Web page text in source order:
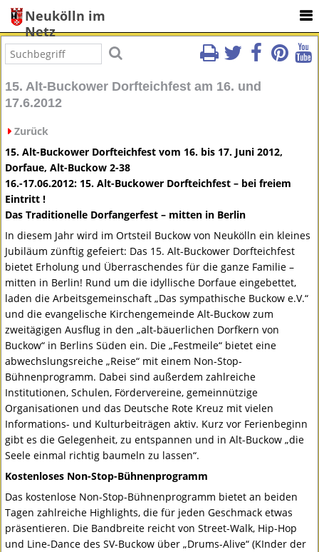
Neukölln im
Netz
15. Alt-Buckower Dorfteichfest am 16. und
17.6.2012
Zurück
15. Alt-Buckower Dorfteichfest vom 16. bis 17. Juni 2012,
Dorfaue, Alt-Buckow 2-38
16.-17.06.2012: 15. Alt-Buckower Dorfteichfest – bei freiem
Eintritt !
Das Traditionelle Dorfangerfest – mitten in Berlin
In diesem Jahr wird im Ortsteil Buckow von Neukölln ein kleines
Jubiläum zünftig gefeiert: Das 15. Alt-Buckower Dorfteichfest
bietet Erholung und Überraschendes für die ganze Familie –
mitten in Berlin! Rund um die idyllische Dorfaue eingebettet,
laden die Arbeitsgemeinschaft „Das sympathische Buckow e.V.“
und die evangelische Kirchengemeinde Alt-Buckow zum
zweitägigen Ausflug in den „alt-bäuerlichen Dorfkern von
Buckow“ in Berlins Süden ein. Die „Festmeile“ bietet eine
abwechslungsreiche „Reise“ mit einem Non-Stop-
Bühnenprogramm. Dabei sind außerdem zahlreiche
Institutionen, Schulen, Fördervereine, gemeinnützige
Organisationen und das Deutsche Rote Kreuz mit vielen
Informations- und Kulturbeiträgen aktiv. Kurz vor Ferienbeginn
gibt es die Gelegenheit, zu entspannen und in Alt-Buckow „die
Seele einmal richtig baumeln zu lassen“.
Kostenloses Non-Stop-Bühnenprogramm
Das kostenlose Non-Stop-Bühnenprogramm bietet an beiden
Tagen zahlreiche Highlights, die für jeden Geschmack etwas
präsentieren. Die Bandbreite reicht von Street-Walk, Hip-Hop
und Line-Dance des SV-Buckow über „Drums-Alive“ (KInder der